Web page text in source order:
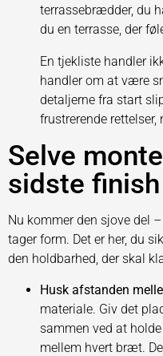
terrassebrædder, du
du en terrasse, der
En tjekliste handler
handler om at være
detaljerne fra start
frustrerende
Selve
sidste finish
Nu kommer den sjove del
tager form. Det er her, du
den holdbarhed, der skal
Husk afstanden
materiale. Giv det
sammen ved at
mellem hvert bræt.